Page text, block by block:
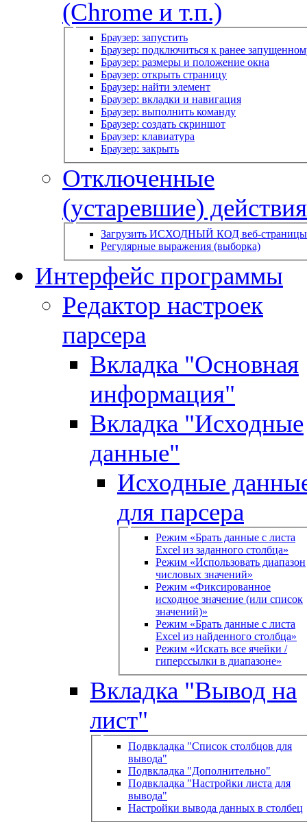
(Chrome и т.п.)
Браузер: запустить
Браузер: подключиться к ранее
Браузер: размеры и положение окна
Браузер: открыть страницу
Браузер: найти элемент
Браузер: вкладки и навигация
Браузер: выполнить команду
Браузер: создать скриншот
Браузер: клавиатура
Браузер: закрыть
Отключенные
(устаревшие) действия
Загрузить ИСХОДНЫЙ КОД веб-страницы
Регулярные выражения (выборка)
Интерфейс программы
Редактор настроек
парсера
Вкладка "Основная
информация"
Вкладка "Исходные
данные"
Исходные
для парсера
Режим «Брать данные с листа
Excel из заданного столбца»
Режим «Использовать диапазон
числовых значений»
Режим «Фиксированное
исходное значение (или список
значений)»
Режим «Брать данные с листа
Excel из найденного столбца»
Режим «Искать все ячейки /
гиперссылки в диапазоне»
Вкладка "Вывод на
лист"
Подвкладка "Список столбцов для
вывода"
Подвкладка "Дополнительно"
Подвкладка "Настройки листа для
вывода"
Настройки вывода данных в столбец